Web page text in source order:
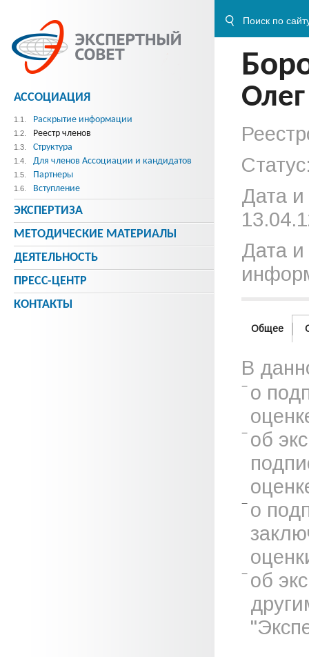
Дата
Дата и
Общее
В
о
об
о
об
АССОЦИАЦИЯ
1.1. Раскрытие информации
1.2. Реестр членов
1.3. Структура
1.4. Для членов Ассоциации и кандидатов
1.5. Партнеры
1.6. Вступление
ЭКСПЕРТИЗА
МЕТОДИЧЕСКИE МАТЕРИАЛЫ
ДЕЯТЕЛЬНОСТЬ
ПРЕСС-ЦЕНТР
КОНТАКТЫ